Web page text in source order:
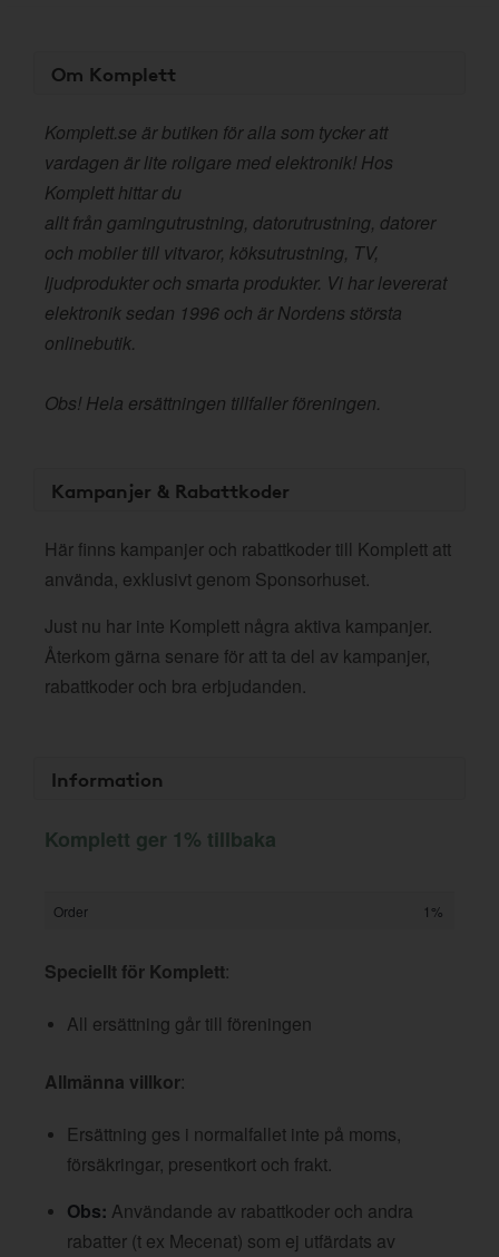
Om Komplett
Komplett.se är butiken för alla som tycker att
vardagen är lite roligare med elektronik! Hos
Komplett hittar du
allt från gamingutrustning, datorutrustning, datorer
och mobiler till vitvaror, köksutrustning, TV,
ljudprodukter och smarta produkter. Vi har levererat
elektronik sedan 1996 och är Nordens största
onlinebutik.
Obs! Hela ersättningen tillfaller föreningen.
Kampanjer & Rabattkoder
Här finns kampanjer och rabattkoder till Komplett att
använda, exklusivt genom Sponsorhuset.
Just nu har inte Komplett några aktiva kampanjer.
Återkom gärna senare för att ta del av kampanjer,
rabattkoder och bra erbjudanden.
Information
Komplett ger 1% tillbaka
Order 1%
Speciellt för Komplett:
All ersättning går till föreningen
Allmänna villkor:
Ersättning ges i normalfallet inte på moms,
försäkringar, presentkort och frakt.
Obs: Användande av rabattkoder och andra
rabatter (t ex Mecenat) som ej utfärdats av